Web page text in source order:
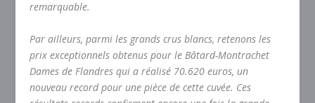
remarquable.
Par ailleurs, parmi les grands crus blancs, retenons les
prix exceptionnels obtenus pour le Bâtard-Montrachet
Dames de Flandres qui a réalisé 70.620 euros, un
nouveau record pour une pièce de cette cuvée. Ces